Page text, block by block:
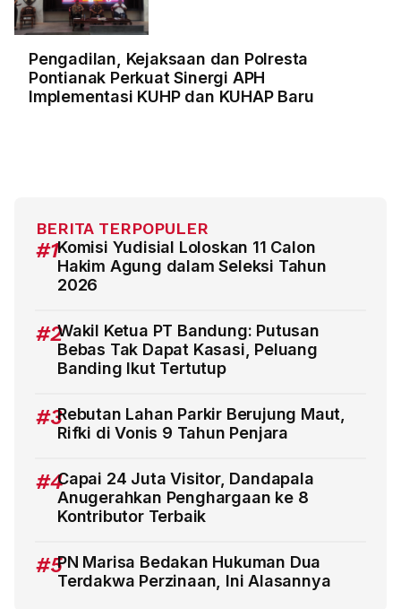
Pengadilan, Kejaksaan dan Polresta
Pontianak Perkuat Sinergi APH
Implementasi KUHP dan KUHAP Baru
BERITA TERPOPULER
#1Komisi Yudisial Loloskan 11 Calon
Hakim Agung dalam Seleksi Tahun
2026
#2Wakil Ketua PT Bandung: Putusan
Bebas Tak Dapat Kasasi, Peluang
Banding Ikut Tertutup
#3Rebutan Lahan Parkir Berujung Maut,
Rifki di Vonis 9 Tahun Penjara
#4Capai 24 Juta Visitor, Dandapala
Anugerahkan Penghargaan ke 8
Kontributor Terbaik
#5PN Marisa Bedakan Hukuman Dua
Terdakwa Perzinaan, Ini Alasannya